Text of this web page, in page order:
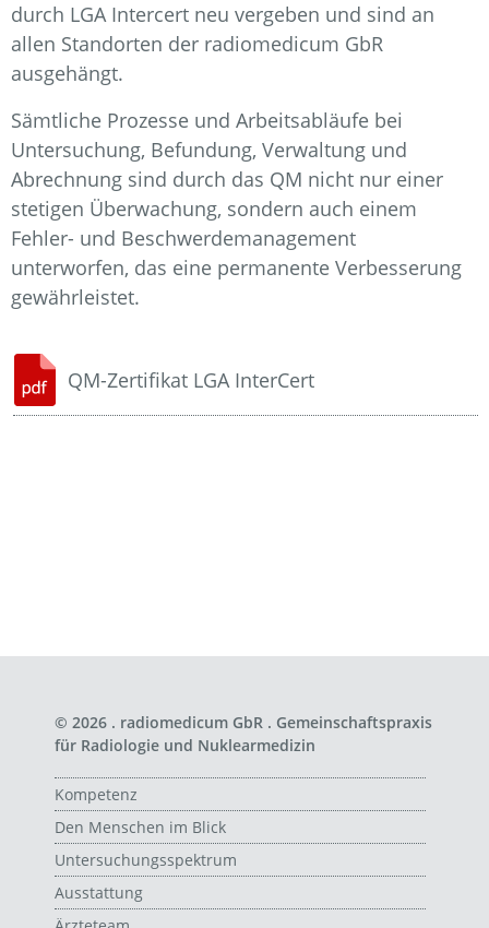
durch LGA Intercert neu vergeben und sind an
allen Standorten der radiomedicum GbR
ausgehängt.
Sämtliche Prozesse und Arbeitsabläufe bei
Untersuchung, Befundung, Verwaltung und
Abrechnung sind durch das QM nicht nur einer
stetigen Überwachung, sondern auch einem
Fehler- und Beschwerdemanagement
unterworfen, das eine permanente Verbesserung
gewährleistet.
QM-Zertifikat LGA InterCert
© 2026 . radiomedicum GbR . Gemeinschaftspraxis
für Radiologie und Nuklearmedizin
Kompetenz
Den Menschen im Blick
Untersuchungsspektrum
Ausstattung